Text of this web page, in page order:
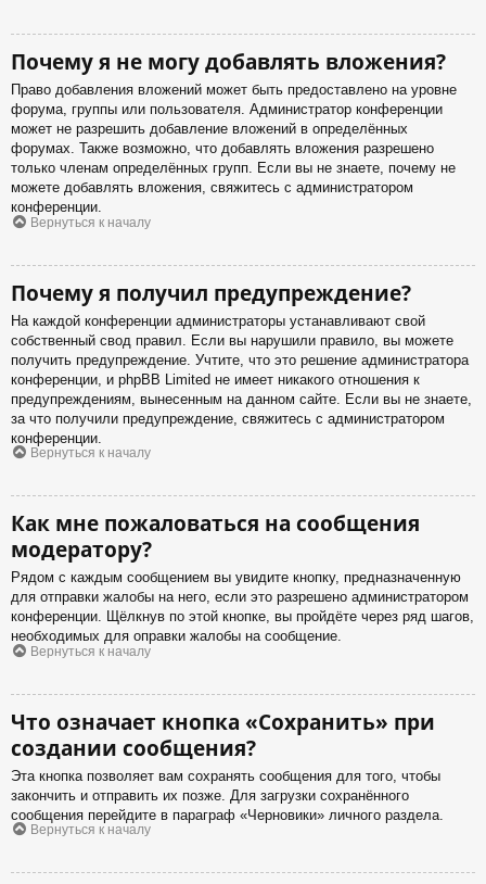
Почему я не могу добавлять вложения?
Право добавления вложений может быть предоставлено на уровне
форума, группы или пользователя. Администратор конференции
может не разрешить добавление вложений в определённых
форумах. Также возможно, что добавлять вложения разрешено
только членам определённых групп. Если вы не знаете, почему не
можете добавлять вложения, свяжитесь с администратором
конференции.
Вернуться к началу
Почему я получил предупреждение?
На каждой конференции администраторы устанавливают свой
собственный свод правил. Если вы нарушили правило, вы можете
получить предупреждение. Учтите, что это решение администратора
конференции, и phpBB Limited не имеет никакого отношения к
предупреждениям, вынесенным на данном сайте. Если вы не знаете,
за что получили предупреждение, свяжитесь с администратором
конференции.
Вернуться к началу
Как мне пожаловаться на сообщения
модератору?
Рядом с каждым сообщением вы увидите кнопку, предназначенную
для отправки жалобы на него, если это разрешено администратором
конференции. Щёлкнув по этой кнопке, вы пройдёте через ряд шагов,
необходимых для оправки жалобы на сообщение.
Вернуться к началу
Что означает кнопка «Сохранить» при
создании сообщения?
Эта кнопка позволяет вам сохранять сообщения для того, чтобы
закончить и отправить их позже. Для загрузки сохранённого
сообщения перейдите в параграф «Черновики» личного раздела.
Вернуться к началу